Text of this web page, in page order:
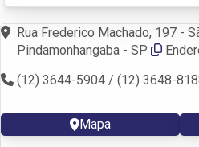
Rua Frederico Machado, 197 -
Pindamonhangaba - SP
(12) 3644-5904 / (12) 3648-
Mapa